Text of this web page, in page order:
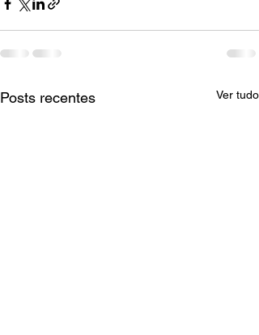
Posts recentes Ver tudo